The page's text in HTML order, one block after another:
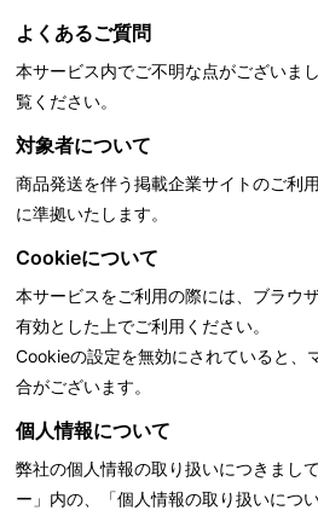
よくあるご質問
本サービス内でご不明な点がございまし
覧ください。
対象者について
商品発送を伴う掲載企業サイトのご利
に準拠いたします。
Cookieについて
本サービスをご利用の際には、ブラウ
有効とした上でご利用ください。
Cookieの設定を無効にされていると、
合がございます。
個人情報について
弊社の個人情報の取り扱いにつきまし
ー」内の、「個人情報の取り扱いにつ